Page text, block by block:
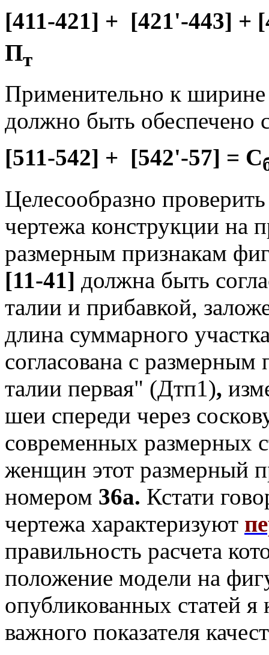
[411-421] + [421'-443] +
Пт
Применительно к
должно быть обеспечено
[511-542] + [542'-57] = С
Целесообразно
чертежа конструкции на
размерным признакам
[11-41] должна быть
талии и прибавкой,
длина суммарного
согласована с
талии первая" (Дтп1),
шеи спереди через
современных размерных
женщин этот размерный
номером 36а. Кстати
чертежа характеризуют
правильность расчета
положение модели на
опубликованных статей я
важного показателя